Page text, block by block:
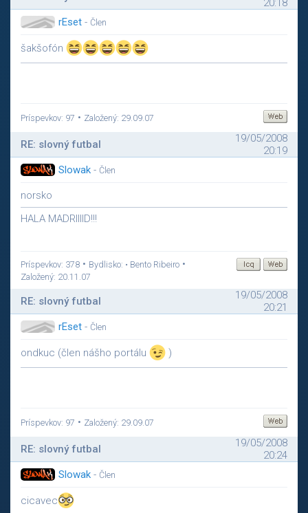
20:18
rEset - Člen
šakšofón
Príspevkov: 97 • Založený: 29.09.07
RE: slovný futbal
19/05/2008
20:19
Slowak - Člen
norsko
HALA MADRIIIID!!!
Príspevkov: 378 • Bydlisko: • Bento Ribeiro •
Založený: 20.11.07
RE: slovný futbal
19/05/2008
20:21
rEset - Člen
ondkuc (člen nášho portálu )
Príspevkov: 97 • Založený: 29.09.07
RE: slovný futbal
19/05/2008
20:24
Slowak - Člen
cicavec